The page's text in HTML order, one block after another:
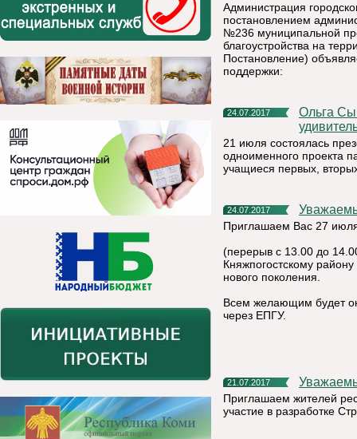
Администрация
постановлением
№236 муниципальной
благоустройства на
Постановление)
поддержки:
24.07.2017
Ольга Сычугова: «Новый дневник расскажет школьникам об
21 июля состоялась
одноименного проекта
учащиеся первых,
24.07.2017
Приглашаем Вас 27
(перерыв с 13.00 до
Княжпогостскому
нового поколения.
Всем желающим будет
через ЕПГУ.
21.07.2017
Приглашаем жителей
участие в разработке